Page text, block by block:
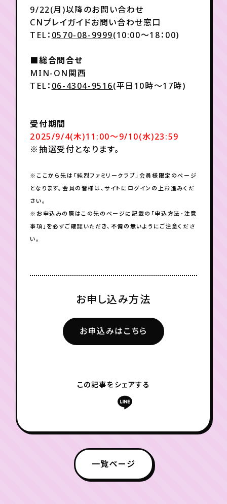
9/22(月)以降のお問い合わせ
CNプレイガイドお問い合わせ窓口
TEL： 0570-08-9999(10:00～18：00)
■総合問合せ
MIN-ON関西
TEL： 06-4304-9516(平日10時～17時)
受付期間
2025/9/4(木)11:00～9/10(水)23:59
※抽選受付となります。
※ここから先は「純烈ファミリークラブ」会員様限定のページ
となります。会員の皆様は、サイトにログインの上お進みくだ
さい。
※お申込みの際はこの先のページに記載の「申込方法･注意
事項」を必ずご確認いただき、不備の無いようにご注意くださ
い。
お申し込み方法
お申込みはこちら
この記事をシェアする
一覧ページ